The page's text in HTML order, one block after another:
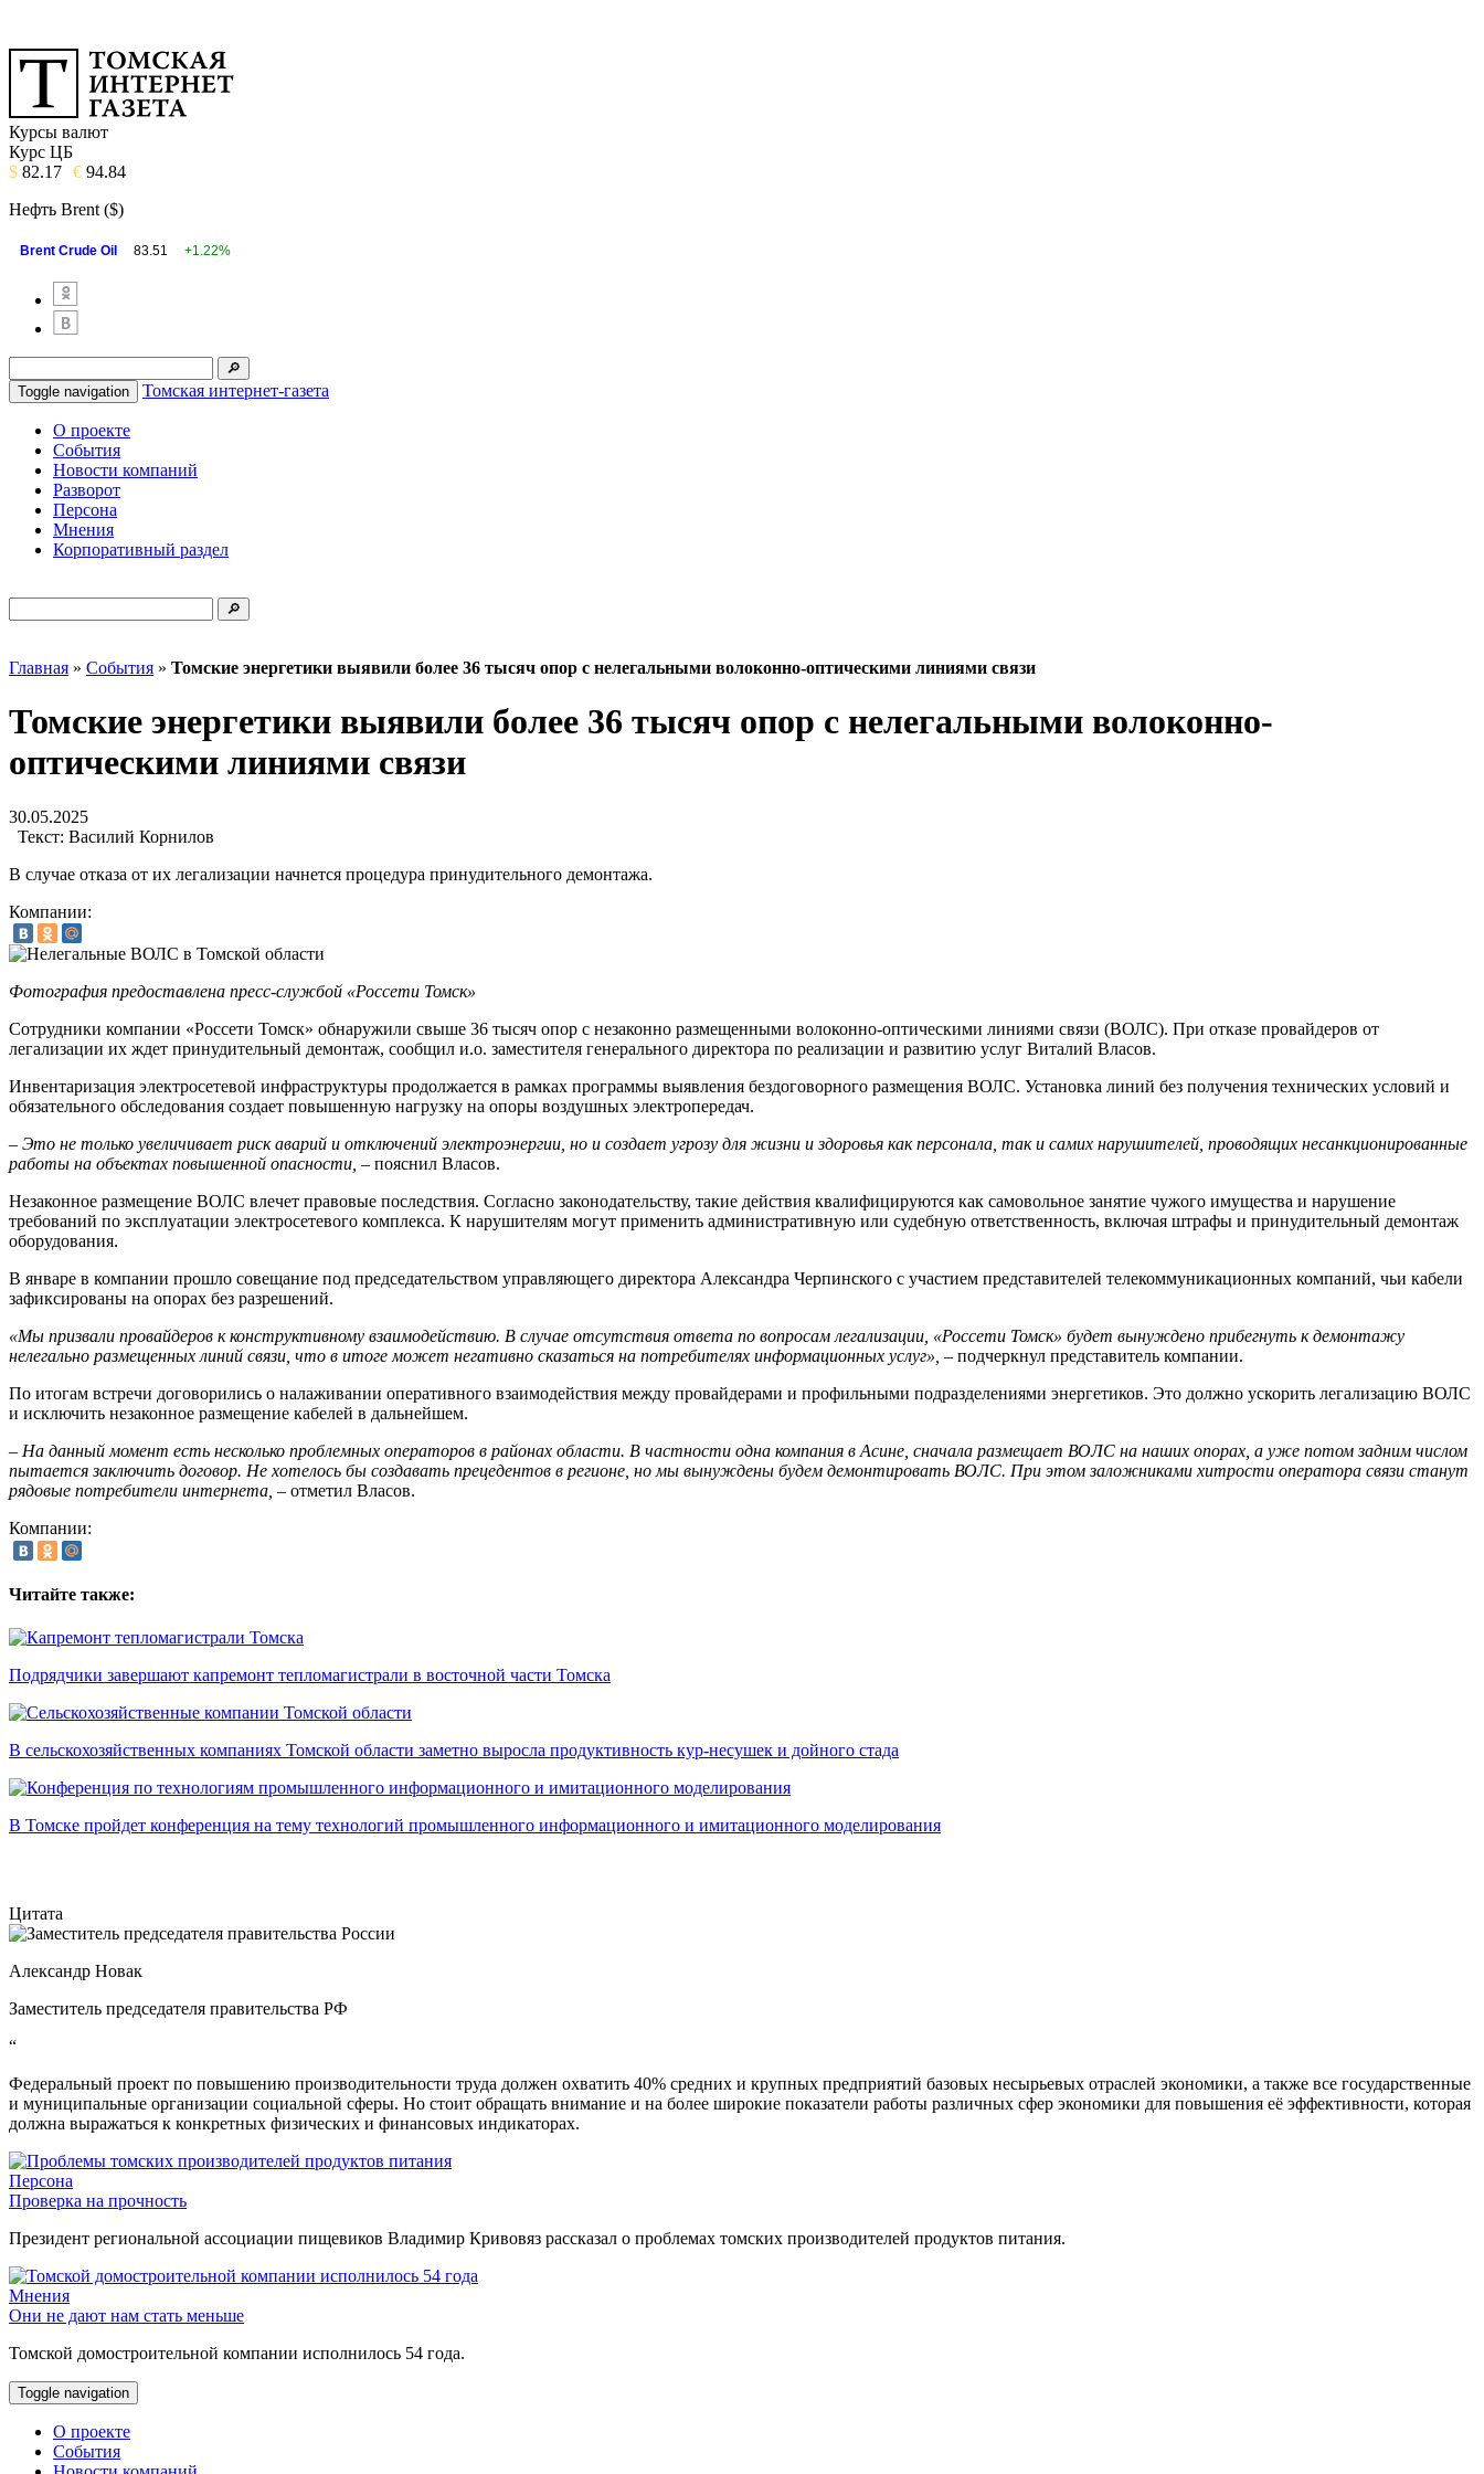
Курсы валют
Курс ЦБ
$ 82.17 € 94.84
Нефть Brent ($)
Brent Crude Oil 83.51 +1.22%
Toggle navigation Томская интернет-газета
О проекте
События
Новости компаний
Разворот
Персона
Мнения
Корпоративный раздел
Главная » События » Томские энергетики выявили более 36 тысяч опор с нелегальными волоконно-оптическими линиями связи
Томские энергетики выявили более 36 тысяч опор с нелегальными волоконно-
оптическими линиями связи
30.05.2025
Текст: Василий Корнилов
В случае отказа от их легализации начнется процедура принудительного демонтажа.
Компании:
Фотография предоставлена пресс-службой «Россети Томск»
Сотрудники компании «Россети Томск» обнаружили свыше 36 тысяч опор с незаконно размещенными волоконно-оптическими линиями связи (ВОЛС). При отказе провайдеров от
легализации их ждет принудительный демонтаж, сообщил и.о. заместителя генерального директора по реализации и развитию услуг Виталий Власов.
Инвентаризация электросетевой инфраструктуры продолжается в рамках программы выявления бездоговорного размещения ВОЛС. Установка линий без получения технических условий и
обязательного обследования создает повышенную нагрузку на опоры воздушных электропередач.
– Это не только увеличивает риск аварий и отключений электроэнергии, но и создает угрозу для жизни и здоровья как персонала, так и самих нарушителей, проводящих несанкционированные
работы на объектах повышенной опасности, – пояснил Власов.
Незаконное размещение ВОЛС влечет правовые последствия. Согласно законодательству, такие действия квалифицируются как самовольное занятие чужого имущества и нарушение
требований по эксплуатации электросетевого комплекса. К нарушителям могут применить административную или судебную ответственность, включая штрафы и принудительный демонтаж
оборудования.
В январе в компании прошло совещание под председательством управляющего директора Александра Черпинского с участием представителей телекоммуникационных компаний, чьи кабели
зафиксированы на опорах без разрешений.
«Мы призвали провайдеров к конструктивному взаимодействию. В случае отсутствия ответа по вопросам легализации, «Россети Томск» будет вынуждено прибегнуть к демонтажу
нелегально размещенных линий связи, что в итоге может негативно сказаться на потребителях информационных услуг», – подчеркнул представитель компании.
По итогам встречи договорились о налаживании оперативного взаимодействия между провайдерами и профильными подразделениями энергетиков. Это должно ускорить легализацию ВОЛС
и исключить незаконное размещение кабелей в дальнейшем.
– На данный момент есть несколько проблемных операторов в районах области. В частности одна компания в Асине, сначала размещает ВОЛС на наших опорах, а уже потом задним числом
пытается заключить договор. Не хотелось бы создавать прецедентов в регионе, но мы вынуждены будем демонтировать ВОЛС. При этом заложниками хитрости оператора связи станут
рядовые потребители интернета, – отметил Власов.
Компании:
Читайте также:
Подрядчики завершают капремонт тепломагистрали в восточной части Томска
В сельскохозяйственных компаниях Томской области заметно выросла продуктивность кур-несушек и дойного стада
В Томске пройдет конференция на тему технологий промышленного информационного и имитационного моделирования
Цитата
Александр Новак
Заместитель председателя правительства РФ
“
Федеральный проект по повышению производительности труда должен охватить 40% средних и крупных предприятий базовых несырьевых отраслей экономики, а также все государственные
и муниципальные организации социальной сферы. Но стоит обращать внимание и на более широкие показатели работы различных сфер экономики для повышения её эффективности, которая
должна выражаться к конкретных физических и финансовых индикаторах.
Персона
Проверка на прочность
Президент региональной ассоциации пищевиков Владимир Кривовяз рассказал о проблемах томских производителей продуктов питания.
Мнения
Они не дают нам стать меньше
Томской домостроительной компании исполнилось 54 года.
Toggle navigation
О проекте
События